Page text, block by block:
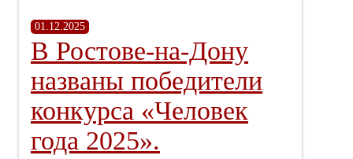
01.12.2025
В Ростове-на-Дону
названы победители
конкурса «Человек
года 2025».